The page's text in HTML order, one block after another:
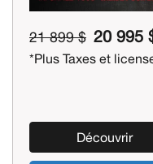
21 899 $ 20 995
*Plus Taxes et
Découvrir